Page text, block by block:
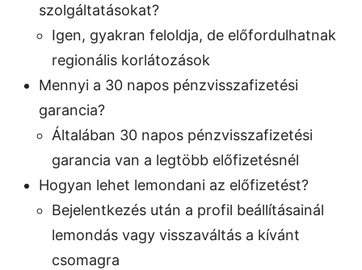
szolgáltatásokat?
Igen, gyakran feloldja, de előfordulhatnak
regionális korlátozások
Mennyi a 30 napos pénzvisszafizetési
garancia?
Általában 30 napos pénzvisszafizetési
garancia van a legtöbb előfizetésnél
Hogyan lehet lemondani az előfizetést?
Bejelentkezés után a profil beállításainál
lemondás vagy visszaváltás a kívánt
csomagra